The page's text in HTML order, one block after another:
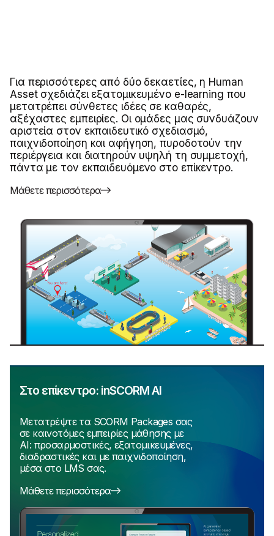
Για περισσότερες από δύο δεκαετίες, η Human
Asset σχεδιάζει εξατομικευμένο e-learning που
μετατρέπει σύνθετες ιδέες σε καθαρές,
αξέχαστες εμπειρίες. Οι ομάδες μας συνδυάζουν
αριστεία στον εκπαιδευτικό σχεδιασμό,
παιχνιδοποίηση και αφήγηση, πυροδοτούν την
περιέργεια και διατηρούν υψηλή τη συμμετοχή,
πάντα με τον εκπαιδευόμενο στο επίκεντρο.
Μάθετε περισσότερα
Στο επίκεντρο: inSCORM AI
Μετατρέψτε τα SCORM Packages σας
σε καινοτόμες εμπειρίες μάθησης με
AI: προσαρμοστικές, εξατομικευμένες,
διαδραστικές και με παιχνιδοποίηση,
μέσα στο LMS σας.
Μάθετε περισσότερα